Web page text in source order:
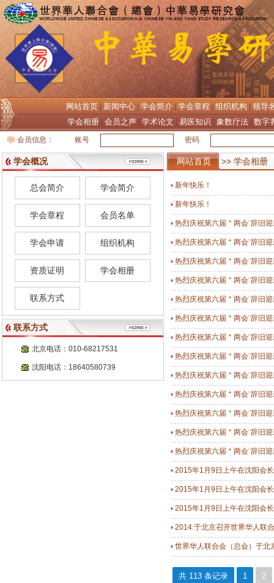
网站首页 新闻中心 学会简介 学会章程 组织机构
领导
学会相册 |会员之声 |学术论文 |易医知识 |象数疗法 |数字
会员信息： 账号 密码
学会概况
总会简介 学会简介
学会章程 会员名单
学会申请 组织机构
资质证明 学会相册
联系方式
联系方式
北京电话：010-68217531
沈阳电话：18640580739
网站首页 >> 学会相册
新年快乐！
新年快乐！
热烈庆祝第六届＂两会¨辞旧
热烈庆祝第六届＂两会¨辞旧
热烈庆祝第六届＂两会¨辞旧
热烈庆祝第六届＂两会¨辞旧
热烈庆祝第六届＂两会¨辞旧
热烈庆祝第六届＂两会¨辞旧
热烈庆祝第六届＂两会¨辞旧
热烈庆祝第六届＂两会¨辞旧
热烈庆祝第六届＂两会¨辞旧
热烈庆祝第六届＂两会¨辞旧
热烈庆祝第六届＂两会¨辞旧
热烈庆祝第六届＂两会¨辞旧
热烈庆祝第六届＂两会¨辞旧
2015年1月9日上午在沈阳会
2015年1月9日上午在沈阳会
2015年1月9日上午在沈阳会
2014.于北京召开世界华人联
世界华人联合会（总会）于北
共 113 条记录 1 2